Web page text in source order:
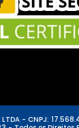
LTDA - CNPJ: